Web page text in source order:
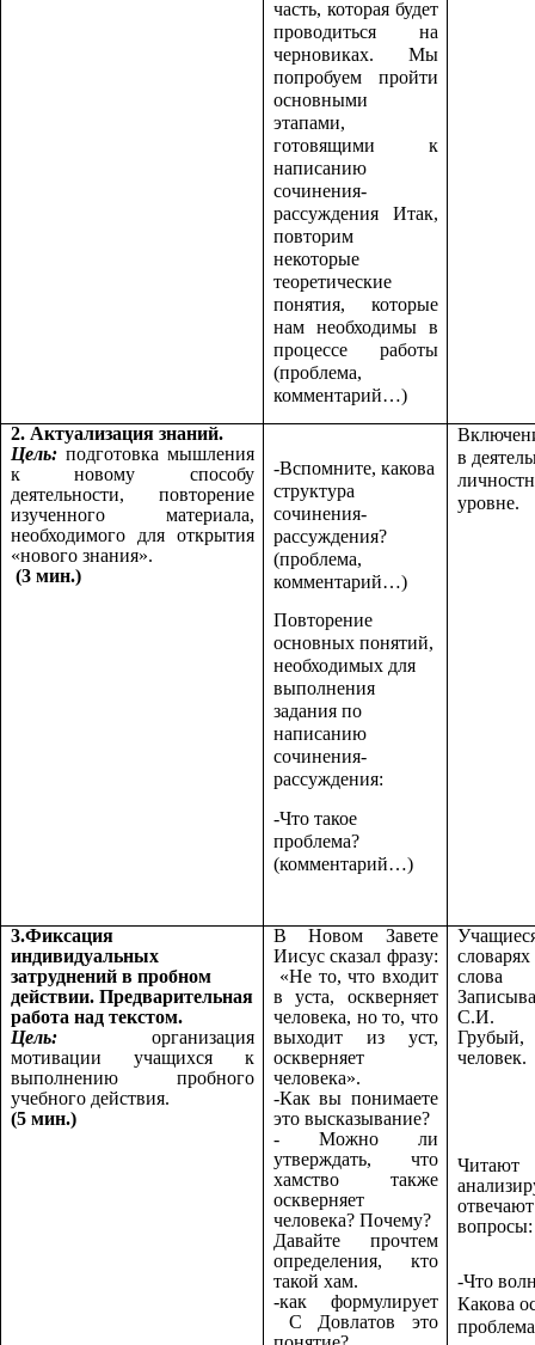
часть, которая будет
проводиться на
черновиках. Мы
попробуем пройти
основными
этапами,
готовящими к
написанию
сочинения-
рассуждения Итак,
повторим
некоторые
теоретические
понятия, которые
нам необходимы в
процессе работы
(проблема,
комментарий…)
2. Актуализация знаний.
Цель: подготовка мышления
к новому способу
деятельности, повторение
изученного материала,
необходимого для открытия
«нового знания».
(3 мин.)
-Вспомните, какова
структура
сочинения-
рассуждения?
(проблема,
комментарий…)
Повторение
основных понятий,
необходимых для
выполнения
задания по
написанию
сочинения-
рассуждения:
-Что такое
проблема?
(комментарий…)
в
уровне.
3.Фиксация
индивидуальных
затруднений в пробном
действии. Предварительная
работа над текстом.
Цель: организация
мотивации учащихся к
выполнению пробного
учебного действия.
(5 мин.)
В Новом Завете
Иисус сказал фразу:
«Не то, что входит
в уста, оскверняет
человека, но то, что
выходит из уст,
оскверняет
человека».
-Как вы понимаете
это высказывание?
- Можно ли
утверждать, что
хамство также
оскверняет
человека? Почему?
Давайте прочтем
определения, кто
такой хам.
-как формулирует
С Довлатов это
С.И.
человек.
вопросы:
-Что
Какова